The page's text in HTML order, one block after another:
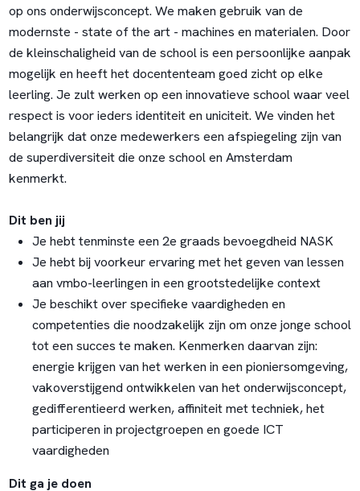
op ons onderwijsconcept. We maken gebruik van de
modernste - state of the art - machines en materialen. Door
de kleinschaligheid van de school is een persoonlijke aanpak
mogelijk en heeft het docententeam goed zicht op elke
leerling. Je zult werken op een innovatieve school waar veel
respect is voor ieders identiteit en uniciteit. We vinden het
belangrijk dat onze medewerkers een afspiegeling zijn van
de superdiversiteit die onze school en Amsterdam
kenmerkt.
Dit ben jij
Je hebt tenminste een 2e graads bevoegdheid NASK
Je hebt bij voorkeur ervaring met het geven van lessen
aan vmbo-leerlingen in een grootstedelijke context
Je beschikt over specifieke vaardigheden en
competenties die noodzakelijk zijn om onze jonge school
tot een succes te maken. Kenmerken daarvan zijn:
energie krijgen van het werken in een pioniersomgeving,
vakoverstijgend ontwikkelen van het onderwijsconcept,
gedifferentieerd werken, affiniteit met techniek, het
participeren in projectgroepen en goede ICT
vaardigheden
Dit ga je doen